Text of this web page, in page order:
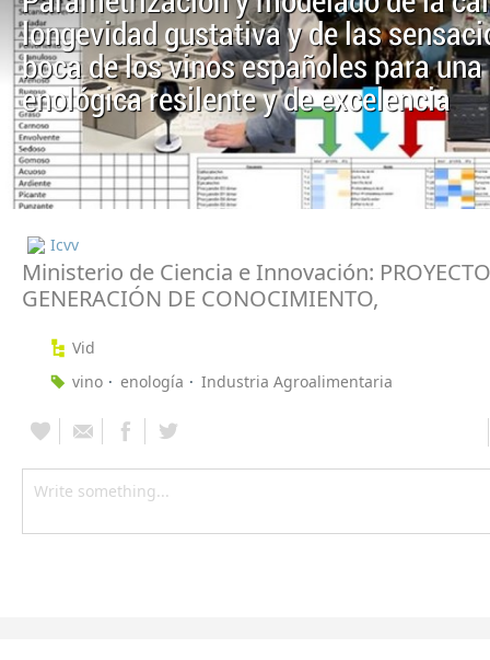
longevidad gustativa y de las
boca de los vinos españoles para
enológica resilente y de excelencia
Icvv
Ministerio de Ciencia e Innovación:
GENERACIÓN DE CONOCIMIENTO,
Vid
vino
enología Industria Agroalimentaria